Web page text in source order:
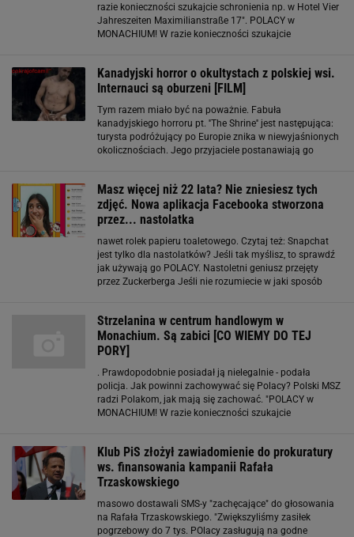
razie konieczności szukajcie schronienia np. w Hotel Vier
Jahreszeiten Maximilianstraße 17". POLACY w
MONACHIUM! W razie konieczności szukajcie
Munich
Kanadyjski horror o okultystach z polskiej wsi.
Internauci są oburzeni [FILM]
Tym razem miało być na poważnie. Fabuła
kanadyjskiego horroru pt. ''The Shrine'' jest następująca:
turysta podróżujący po Europie znika w niewyjaśnionych
okolicznościach. Jego przyjaciele postanawiają go
Masz więcej niż 22 lata? Nie zniesiesz tych
zdjęć. Nowa aplikacja Facebooka stworzona
przez... nastolatka
nawet rolek papieru toaletowego. Czytaj też: Snapchat
jest tylko dla nastolatków? Jeśli tak myślisz, to sprawdź
jak używają go POLACY. Nastoletni geniusz przejęty
przez Zuckerberga Jeśli nie rozumiecie w jaki sposób
Strzelanina w centrum handlowym w
Monachium. Są zabici [CO WIEMY DO TEJ
PORY]
. Prawdopodobnie posiadał ją nielegalnie - podała
policja. Jak powinni zachowywać się Polacy? Polski MSZ
radzi Polakom, jak mają się zachować. "POLACY w
MONACHIUM! W razie konieczności szukajcie
Klub PiS złożył zawiadomienie do prokuratury
ws. finansowania kampanii Rafała
Trzaskowskiego
masowo dostawali SMS-y "zachęcające" do głosowania
na Rafała Trzaskowskiego. "Zwiększyliśmy zasiłek
pogrzebowy do 7 tys. POlacy zasługują na godne